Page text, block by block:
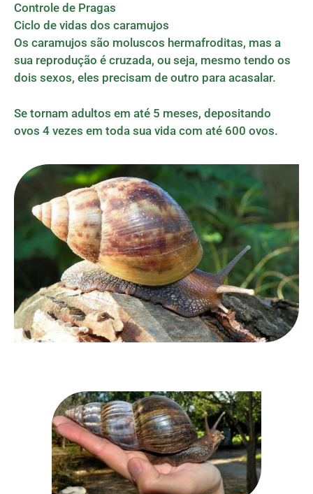
Controle de Pragas
Ciclo de vidas dos caramujos
Os caramujos são moluscos hermafroditas, mas a
sua reprodução é cruzada, ou seja, mesmo tendo os
dois sexos, eles precisam de outro para acasalar.
Se tornam adultos em até 5 meses, depositando
ovos 4 vezes em toda sua vida com até 600 ovos.